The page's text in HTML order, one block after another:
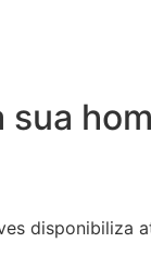
sua
disponibiliza